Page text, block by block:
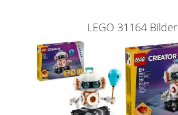
LEGO 31164 Bilder